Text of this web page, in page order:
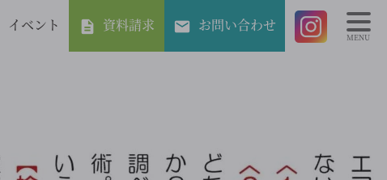
イベント 資料請求 お問い合わせ
MENU